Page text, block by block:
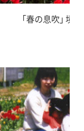
｢春の息吹｣ 境